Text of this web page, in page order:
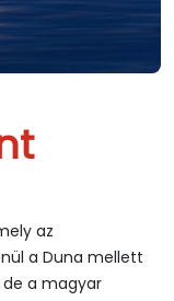
az
a Duna mellett
de a magyar